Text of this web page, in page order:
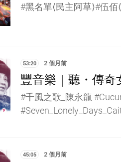
#黑名單⟨民主阿草⟩#伍
53:20 2 個月前
豐音樂｜聽・傳奇
#千風之歌_陳永龍
45:05 2 個月前